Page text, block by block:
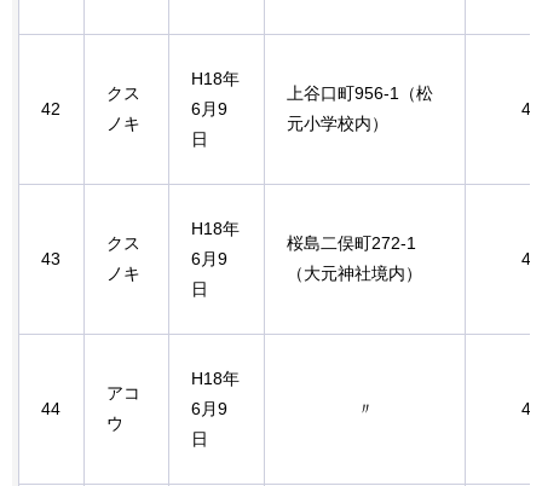
42
クス
ノキ
H18年
6月9
日
上谷口町956-1（松
元小学校内）
43
クス
ノキ
H18年
6月9
日
桜島二俣町272-1
（大元神社境内）
44
アコ
ウ
H18年
6月9
日
〃